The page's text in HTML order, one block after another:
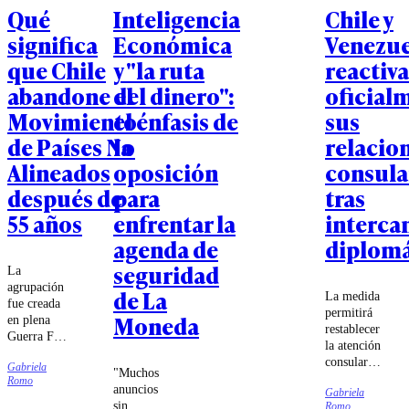
Qué
significa
que Chile
abandone el
Movimiento
de Países No
Alineados
después de
55 años
La
agrupación
fue creada
en plena
Guerra Fría
a los países
que no se
Gabriela
Romo
Inteligencia
Económica
y "la ruta
del dinero":
el énfasis de
la
oposición
para
enfrentar la
agenda de
seguridad
de La
Moneda
"Muchos
anuncios
sin
Chile y
sus
tras
La medida
permitirá
restablecer
la atención
consular
ciudadanos
Gabriela